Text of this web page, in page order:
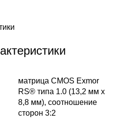
матрица CMOS Exmor
RS® типа 1.0 (13,2 мм x
8,8 мм), соотношение
сторон 3:2